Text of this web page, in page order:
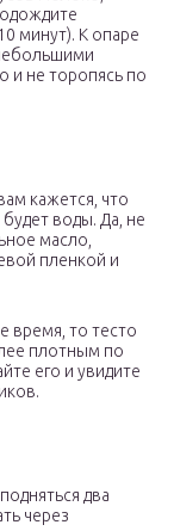
минут). К опаре
и не торопясь по
кажется, что
воды. Да, не
масло,
пленкой и
время, то тесто
плотным по
его и увидите
два
через